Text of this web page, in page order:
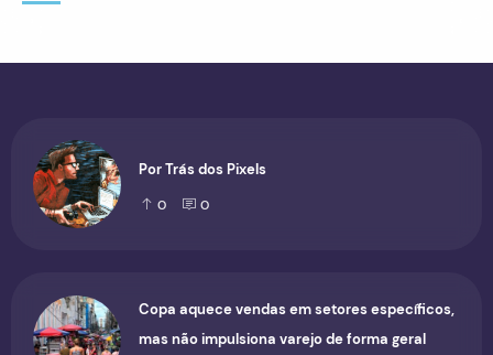
Por Trás dos Pixels
0 0
Copa aquece vendas em setores específicos,
mas não impulsiona varejo de forma geral